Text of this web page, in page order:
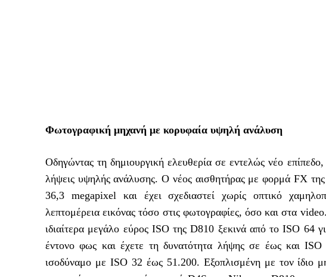
Φωτογραφική μηχανή με κορυφαία υψηλή ανάλυση
Οδηγώντας τη δημιουργική ελευθερία σε εντελώς νέο
λήψεις υψηλής ανάλυσης. Ο νέος αισθητήρας με φορμά FX
36,3 megapixel και έχει σχεδιαστεί χωρίς οπτικό
λεπτομέρεια εικόνας τόσο στις φωτογραφίες, όσο και στα
ιδιαίτερα μεγάλο εύρος ISO της D810 ξεκινά από το ISO 64
έντονο φως και έχετε τη δυνατότητα λήψης σε έως και
ισοδύναμο με ISO 32 έως 51.200. Εξοπλισμένη με τον ίδιο